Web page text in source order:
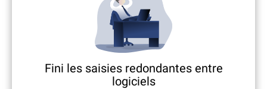
Fini les saisies redondantes entre
logiciels